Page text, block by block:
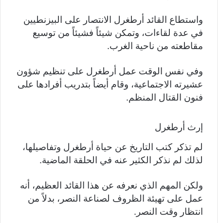
واستطاع القائد أرطغرل الانتصار على البيزنطيين
في عدة لقاءات، وتمكن شيئاً فشيئاً من توسيع
مقاطعته من ناحية الغرب.
وفي نفس الوقت عمل أرطغرل على تنظيم شؤون
عشيرته الاجتماعية، وقام أيضاً بتدريب أفرادها على
فنون القتال المنظم.
إرث أرطغرل
لم تذكر كتب التاريخ عن حياة أرطغرل وتفاصيلها،
لذلك لم نذكر الكثير عنه في الحلقة الماضية.
ولكن المهم الذي نعرفه عن هذا القائد العظيم، أنه
عمل على تهيئة الظروف لصناعة النصر، بدلاً من
انتظار وقت النصر.